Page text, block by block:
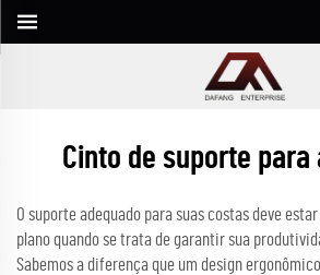
Cinto de suporte para
O suporte adequado para suas costas deve
plano quando se trata de garantir sua
Sabemos a diferença que um design